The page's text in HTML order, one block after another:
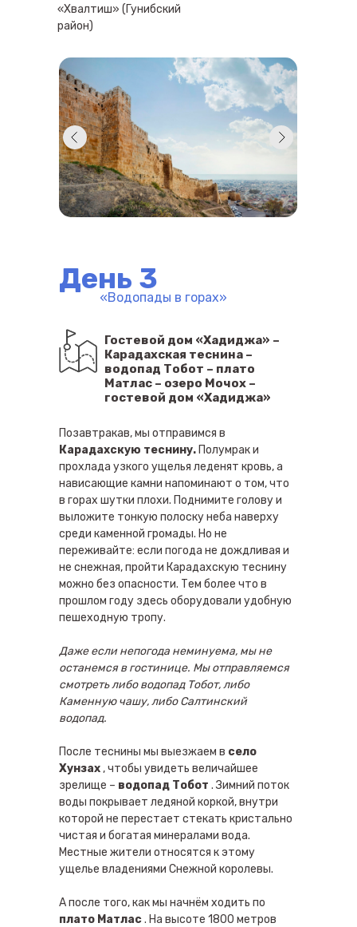
«Хвалтиш» (Гунибский
район)
Позавтракав, мы отправимся в
Карадахскую теснину. Полумрак и
прохлада узкого ущелья леденят кровь, а
нависающие камни напоминают о том, что
в горах шутки плохи. Поднимите голову и
выложите тонкую полоску неба наверху
среди каменной громады. Но не
переживайте: если погода не дождливая и
не снежная, пройти Карадахскую теснину
можно без опасности. Тем более что в
прошлом году здесь оборудовали удобную
пешеходную тропу.
Даже если непогода неминуема, мы не
останемся в гостинице. Мы отправляемся
смотреть либо водопад Тобот, либо
Каменную чашу, либо Салтинский
водопад.
После теснины мы выезжаем в село
Хунзах , чтобы увидеть величайшее
зрелище – водопад Тобот . Зимний поток
воды покрывает ледяной коркой, внутри
которой не перестает стекать кристально
чистая и богатая минералами вода.
Местные жители относятся к этому
ущелье владениями Снежной королевы.
А после того, как мы начнём ходить по
плато Матлас. На высоте 1800 метров
День 3
Гостевой дом «Хадиджа» –
Карадахская теснина –
водопад Тобот – плато
Матлас – озеро Мочох –
гостевой дом «Хадиджа»
«Водопады в горах»